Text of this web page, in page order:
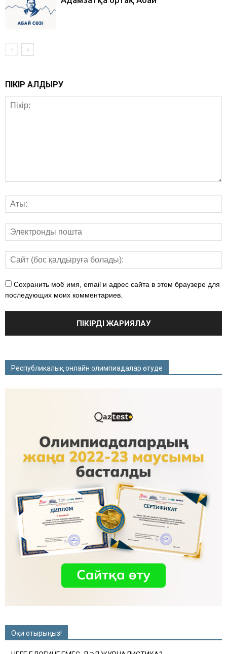
ПІКІР ҚАЛДЫРУ
Сохранить моё имя, email и адрес сайта в этом браузере для
последующих моих комментариев.
Республикалық онлайн олимпиадалар өтуде
Оқи отырыңыз!